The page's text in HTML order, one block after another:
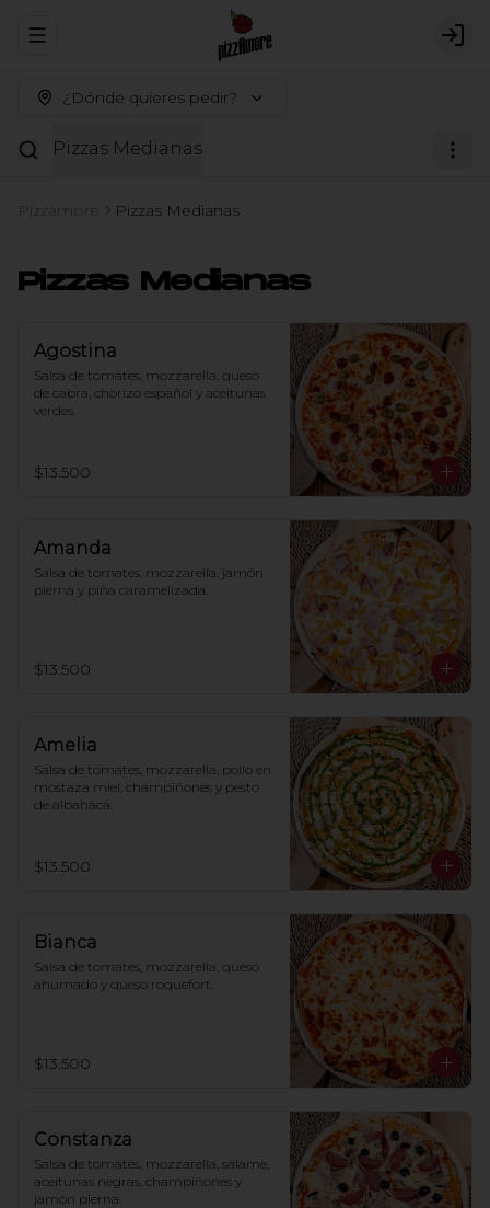
Abrir menu de navegación
¿Dónde quieres pedir?
Pizzas Medianas
Pizzamore Pizzas Medianas
Pizzas Medianas
Agostina
Salsa de tomates, mozzarella, queso
de cabra, chorizo español y aceitunas
verdes.
$13.500
Amanda
Salsa de tomates, mozzarella, jamón
pierna y piña caramelizada.
$13.500
Amelia
Salsa de tomates, mozzarella, pollo en
mostaza miel, champiñones y pesto
de albahaca.
$13.500
Bianca
Salsa de tomates, mozzarella, queso
ahumado y queso roquefort.
$13.500
Constanza
Salsa de tomates, mozzarella, salame,
aceitunas negras, champiñones y
jamón pierna.